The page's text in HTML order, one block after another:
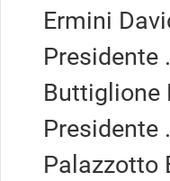
Ermini
Presidente
Buttiglione
Presidente
Palazzotto